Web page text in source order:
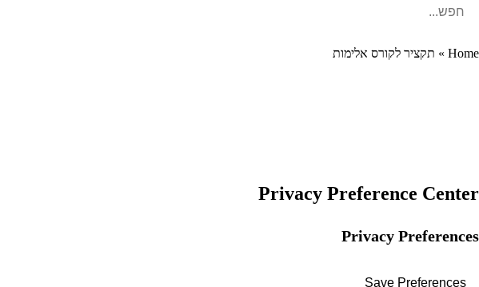
Home
» תקציר לקורס אלימות
Privacy Preference Center
Privacy Preferences